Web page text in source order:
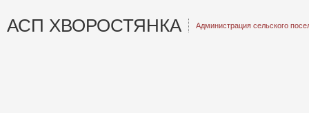
АСП ХВОРОСТЯНКА Администрация сельского